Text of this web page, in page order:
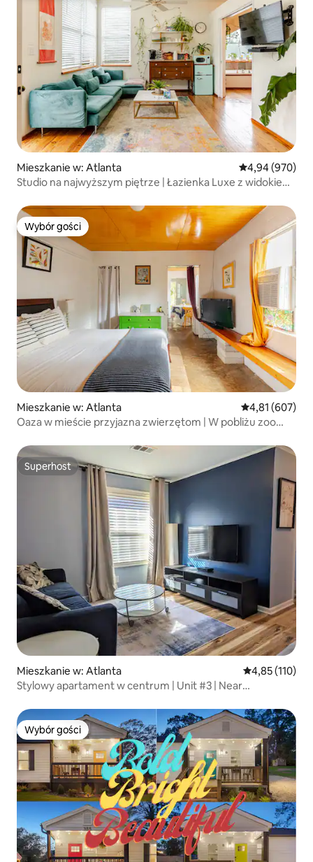
Mieszkanie w: Atlanta Średnia
4,94 (970)
Studio na najwyższym piętrze | Łazienka Luxe z widokiem
Wybór gości
Wybór gości
Mieszkanie w: Atlanta Średnia
4,81 (607)
Oaza w mieście przyjazna zwierzętom | W pobliżu zoo
Superhost
Superhost
Mieszkanie w: Atlanta Średnia
4,85 (110)
Stylowy apartament w centrum | Unit #3 | Near
Wybór gości
Wybór gości